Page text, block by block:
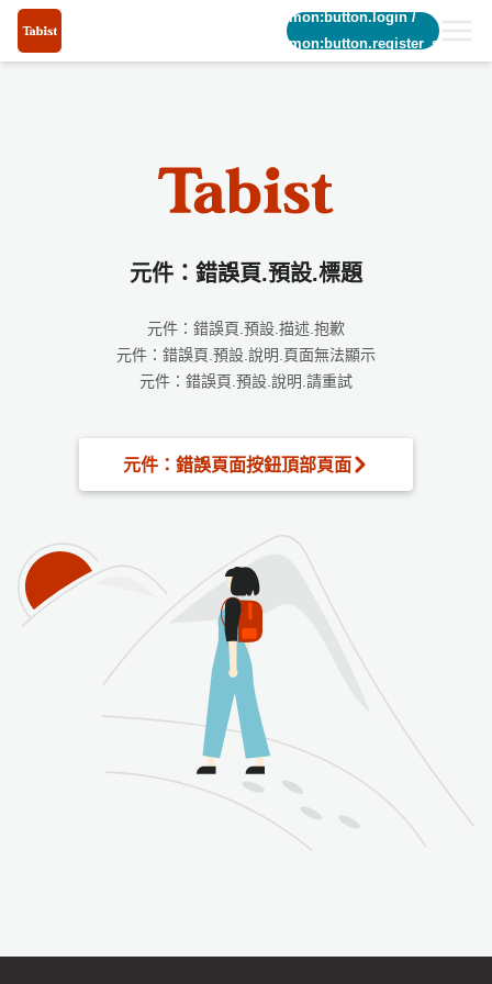
common:button.login/
common:button.register_short
元件：錯誤頁.預設.標題
元件：錯誤頁.預設.描述.抱歉
元件：錯誤頁.預設.說明.頁面無法顯示
元件：錯誤頁.預設.說明.請重試
元件：錯誤頁面按鈕頂部頁面